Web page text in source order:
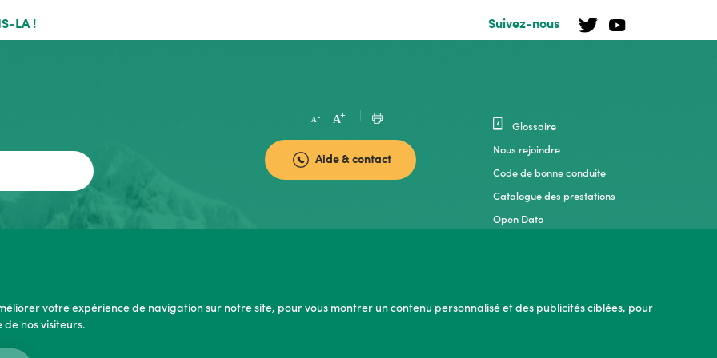
votre expérience de navigation sur notre site, pour vous montrer un contenu personnalisé et des publicités ciblées, pour
nos visiteurs.
LA ! Suivez-nous
Aide & contact
Glossaire
Nous rejoindre
Code de bonne conduite
Catalogue des prestations
Open Data